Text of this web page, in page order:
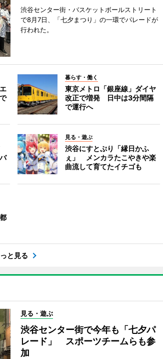
渋谷センター街・バスケットボールストリート
で8月7日、「七夕まつり」の一環でパレードが
行われた。
暮らす・働く
東京メトロ「銀座線」ダイヤ
改正で増発 日中は3分間隔
で運行へ
見る・遊ぶ
渋谷にすとぷり「縁日かふ
ぇ」 メンカラたこやきや楽
曲流して育てたイチゴも
と見る
見る・遊ぶ
渋谷センター街で今年も「七夕パ
レード」 スポーツチームらも参
加